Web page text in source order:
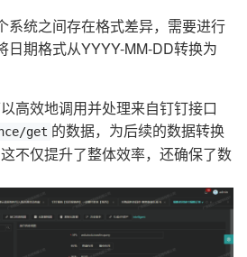
系统之间存在格式差异，需要进行
日期格式从YYYY-MM-DD转换为
高效地调用并处理来自钉钉接口
get 的数据，为后续的数据转换
不仅提升了整体效率，还确保了数